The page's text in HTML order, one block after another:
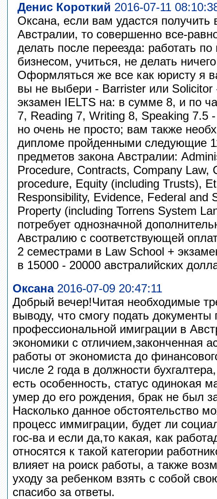
Денис Короткий 2016-07-11
Оксана, если вам удастся получить
Австралии, то совершенно все-
делать после переезда: работать
бизнесом, учиться, не делать
Оформляться же все как юристу я
вы не выбери - Barrister или Solicitor
экзамен IELTS на: в сумме 8, и по
7, Reading 7, Writing 8, Speaking 7.5
но очень не просто; вам также
дипломе пройденными следующие
предметов закона Австралии:
Procedure, Contracts, Company Law,
procedure, Equity (including Trusts),
Responsibility, Evidence, Federal and
Property (including Torrens System
потребует однозначной
Австралию с соответствующей
2 семестрами в Law School +
в 15000 - 20000 австралийских
Оксана2016-07-09 20:47:11
Добрый вечер!Читая необходимые
выводу, что смогу подать
профессиональной имиграции в
экономики с отличием,законченная
работы от экономиста до
числе 2 года в должности
есть особенность, статус одинокая
умер до его рождения, брак не был
Насколько данное обстоятельство
процесс иммиграции, будет ли
гос-ва и если да,то какая, как
относятся к такой категории
влияет на роиск работы, а также
уходу за ребенком взять с собой
спасибо за ответы.